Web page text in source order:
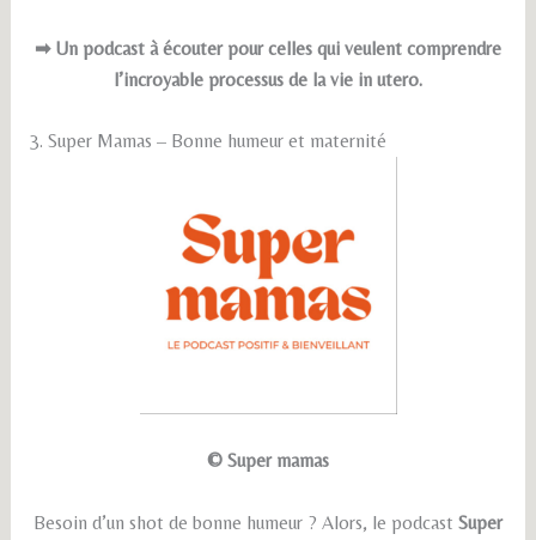
➡ Un podcast à écouter pour celles qui veulent comprendre
l’incroyable processus de la vie in utero.
3. Super Mamas – Bonne humeur et maternité
© Super mamas
Besoin d’un shot de bonne humeur ? Alors, le podcast Super